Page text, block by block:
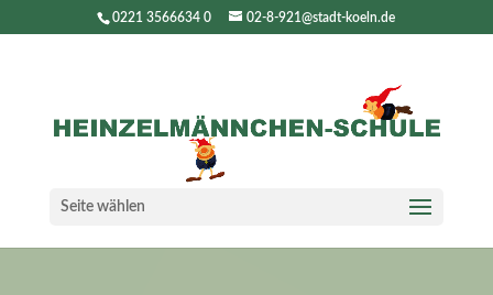
0221 3566634 0 02-8-921@stadt-koeln.de
Seite wählen